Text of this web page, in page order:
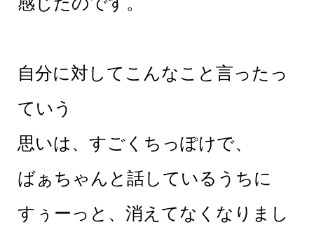
自分に対してこんなこと言ったっ
ていう
思いは、すごくちっぽけで、
ばぁちゃんと話しているうちに
すぅーっと、消えてなくなりまし